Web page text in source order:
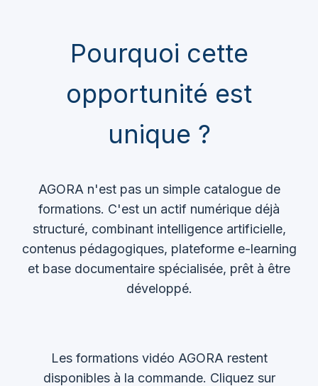
Pourquoi cette
opportunité est
unique ?
AGORA n'est pas un simple catalogue de
formations. C'est un actif numérique déjà
structuré, combinant intelligence artificielle,
contenus pédagogiques, plateforme e-learning
et base documentaire spécialisée, prêt à être
développé.
Les formations vidéo AGORA restent
disponibles à la commande. Cliquez sur